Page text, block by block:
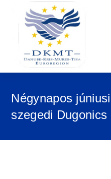
Négynapos
szegedi Dugonics